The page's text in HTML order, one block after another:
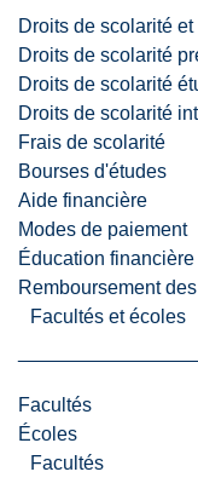
Droits de scolarité
Droits de scolarité
Droits de scolarité
Droits de scolarité
Frais de scolarité
Bourses d'études
Aide financière
Modes de paiement
Éducation financière
Remboursement
Facultés et écoles
Facultés
Écoles
Facultés